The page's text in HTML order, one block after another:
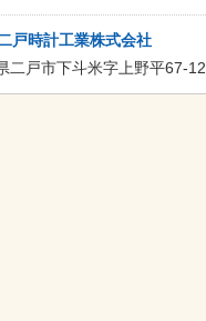
戸時計工業株式会社
二戸市下斗米字上野平67-12